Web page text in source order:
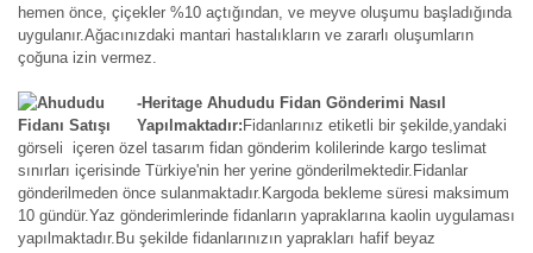
hemen önce, çiçekler %10 açtığından, ve meyve oluşumu başladığında
uygulanır.Ağacınızdaki mantari hastalıkların ve zararlı oluşumların
çoğuna izin vermez.
-Heritage Ahududu Fidan Gönderimi Nasıl
Yapılmaktadır: Fidanlarınız etiketli bir şekilde,yandaki
görseli içeren özel tasarım fidan gönderim kolilerinde kargo teslimat
sınırları içerisinde Türkiye'nin her yerine gönderilmektedir.Fidanlar
gönderilmeden önce sulanmaktadır.Kargoda bekleme süresi maksimum
10 gündür.Yaz gönderimlerinde fidanların yapraklarına kaolin uygulaması
yapılmaktadır.Bu şekilde fidanlarınızın yaprakları hafif beyaz